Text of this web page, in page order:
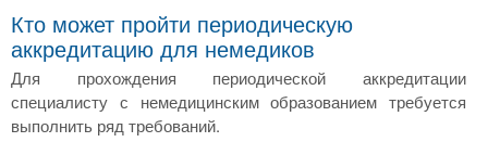
Кто может пройти периодическую
аккредитацию для немедиков
Для прохождения периодической аккредитации
специалисту с немедицинским образованием требуется
выполнить ряд требований.